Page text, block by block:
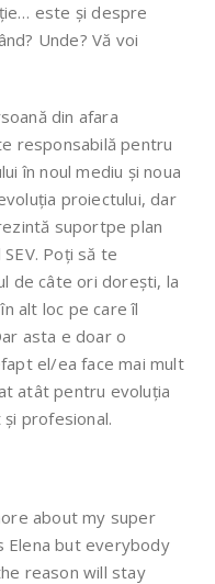
este și despre
Unde? Vă voi
din afara
responsabilă pentru
în noul mediu și noua
proiectului, dar
suportpe plan
Poți să te
de câte ori dorești, la
alt loc pe care îl
asta e doar o
el/ea face mai mult
atât pentru evoluția
profesional.
about my super
Elena but everybody
reason will stay